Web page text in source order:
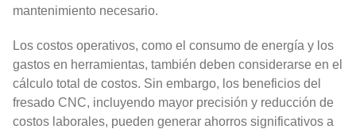
mantenimiento necesario.
Los costos operativos, como el consumo de energía y los
gastos en herramientas, también deben considerarse en el
cálculo total de costos. Sin embargo, los beneficios del
fresado CNC, incluyendo mayor precisión y reducción de
costos laborales, pueden generar ahorros significativos a